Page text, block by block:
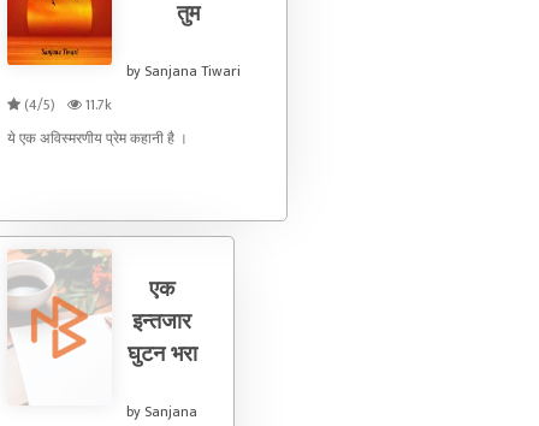
तुम
by Sanjana Tiwari
(4/5)
11.7k
ये एक अविस्मरणीय प्रेम कहानी है ।
एक
इन्तजार
घुटन भरा
by Sanjana